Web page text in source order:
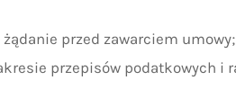
przed zawarciem umowy;
przepisów podatkowych i